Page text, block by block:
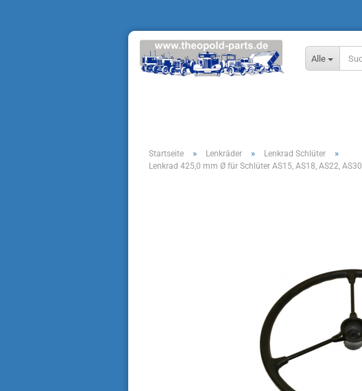
Alle
Startseite » Lenkräder » Lenkrad Schlüter »
Lenkrad 425,0 mm Ø für Schlüter AS15, AS18, AS22, AS30